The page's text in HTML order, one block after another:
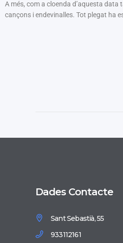
A més, com a cloenda d’aquesta data
cançons i endevinalles. Tot plegat ha
Dades Contacte
Sant Sebastià, 55
933112161